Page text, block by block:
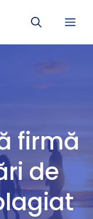
firmă
de